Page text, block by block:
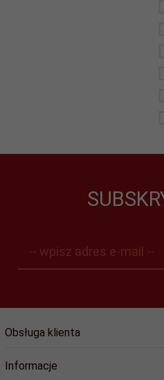
-- wpisz adres e-mail --
Obsługa klienta
Informacje